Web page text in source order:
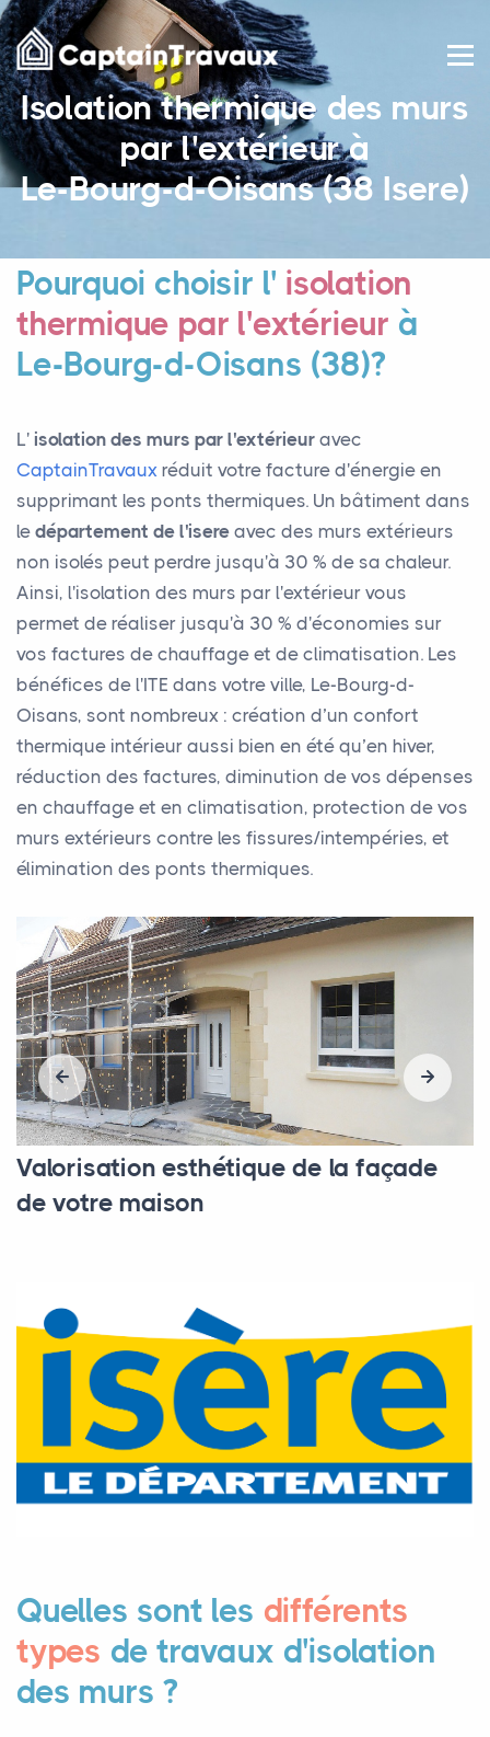
Isolation thermique des murs
par l'extérieur à
Le-Bourg-d-Oisans (38 Isere)
Pourquoi choisir l' isolation
thermique par l'extérieur à
Le-Bourg-d-Oisans (38)?
L' isolation des murs par l'extérieur avec
CaptainTravaux réduit votre facture d'énergie en
supprimant les ponts thermiques. Un bâtiment dans
le département de l'isere avec des murs extérieurs
non isolés peut perdre jusqu'à 30 % de sa chaleur.
Ainsi, l'isolation des murs par l'extérieur vous
permet de réaliser jusqu'à 30 % d'économies sur
vos factures de chauffage et de climatisation. Les
bénéfices de l'ITE dans votre ville, Le-Bourg-d-
Oisans, sont nombreux : création d’un confort
thermique intérieur aussi bien en été qu’en hiver,
réduction des factures, diminution de vos dépenses
en chauffage et en climatisation, protection de vos
murs extérieurs contre les fissures/intempéries, et
élimination des ponts thermiques.
Valorisation esthétique de la façade
de votre maison
Quelles sont les différents
types de travaux d'isolation
des murs ?